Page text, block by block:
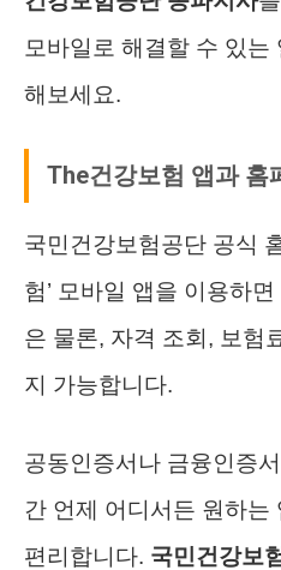
모바일로 해결할 수 있는
해보세요.
The건강보험 앱과 홈
국민건강보험공단 공식
험’ 모바일 앱을 이용하
은 물론, 자격 조회, 보험
지 가능합니다.
공동인증서나 금융인증
간 언제 어디서든 원하는
편리합니다. 국민건강보